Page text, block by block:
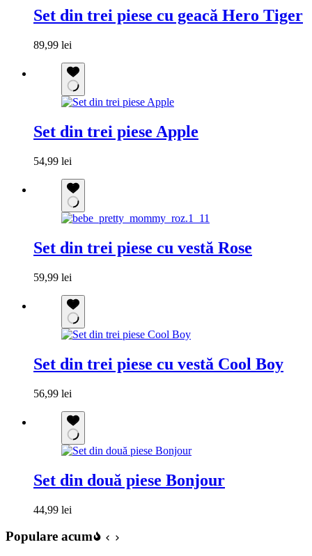
Set din trei piese cu geacă Hero Tiger
89,99 lei
Set din trei piese Apple
54,99 lei
Set din trei piese cu vestă Rose
59,99 lei
Set din trei piese cu vestă Cool Boy
56,99 lei
Set din două piese Bonjour
44,99 lei
Populare acum